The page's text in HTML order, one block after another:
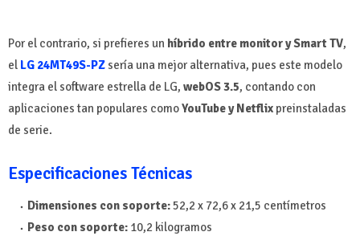
Por el contrario, si prefieres un híbrido entre monitor y Smart TV,
el LG 24MT49S-PZ sería una mejor alternativa, pues este modelo
integra el software estrella de LG, webOS 3.5, contando con
aplicaciones tan populares comoYouTube y Netflix preinstaladas
de serie.
Especificaciones Técnicas
Dimensiones con soporte:52,2 x 72,6 x 21,5 centímetros
Peso con soporte: 10,2 kilogramos